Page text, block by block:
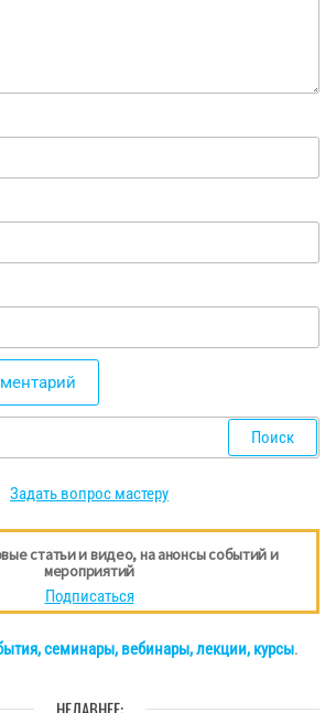
Задать вопрос мастеру
статьи и видео, на анонсы событий и
мероприятий
Подписаться
семинары, вебинары, лекции, курсы.